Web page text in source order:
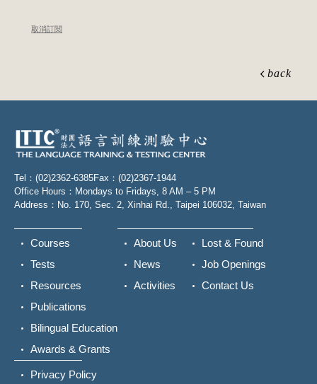
取消訂閱
back
Tel：(02)2362-6385Fax：(02)2367-1944
Office Hours：Mondays to Fridays, 8 AM – 5 PM
Address：No. 170, Sec. 2, Xinhai Rd., Taipei 106032, Taiwan
Courses
Tests
Resources
Publications
Bilingual Education
Awards & Grants
About Us
News
Activities
Lost & Found
Job Openings
Contact Us
Privacy Policy